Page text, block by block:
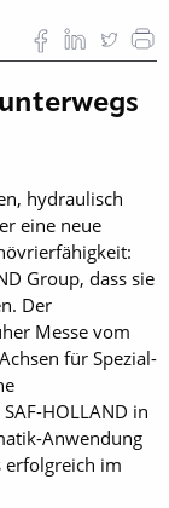
hydraulisch
eine neue
Group, dass sie
Der
Messe vom
für Spezial-
HOLLAND in
Anwendung
erfolgreich im